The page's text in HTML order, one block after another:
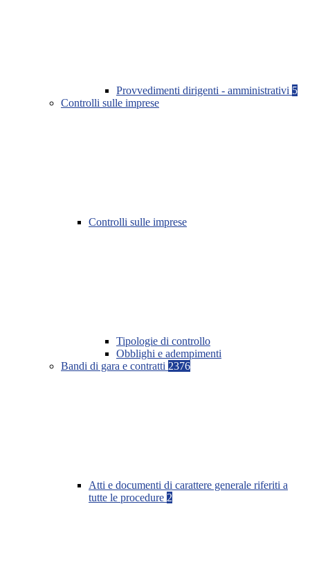
Provvedimenti dirigenti - amministrativi 5
Controlli sulle imprese
Controlli sulle imprese
Tipologie di controllo
Obblighi e adempimenti
Bandi di gara e contratti 2376
Atti e documenti di carattere generale riferiti a
tutte le procedure 2